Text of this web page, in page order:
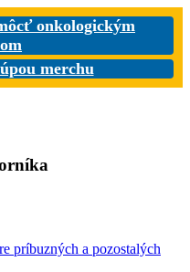
onkologickým
merchu
príbuzných a pozostalých